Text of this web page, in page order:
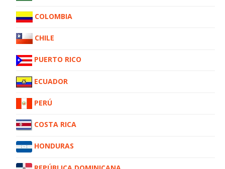
COLOMBIA
CHILE
PUERTO RICO
ECUADOR
PERÚ
COSTA RICA
HONDURAS